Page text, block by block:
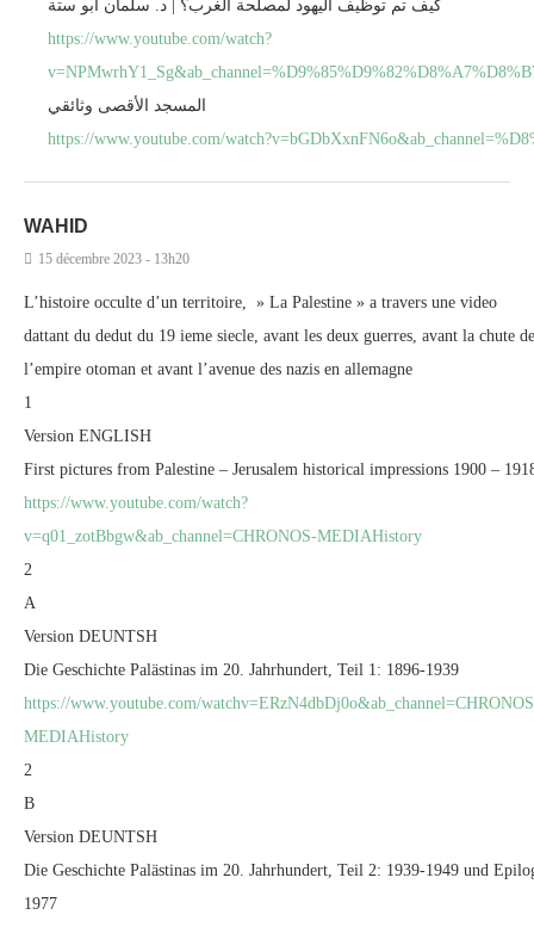
كيف تم توظيف اليهود لمصلحة الغرب؟ | د. سلمان أبو ستة
https://www.youtube.com/watch?
المسجد الأقصى وثائقي
https://www.youtube.com/
WAHID
15 décembre 2023 - 13h20
L’histoire occulte d’un territoire, » La Palestine » a travers une video
dattant du dedut du 19 ieme siecle, avant les deux guerres, avant la chute de
l’empire otoman et avant l’avenue des nazis en allemagne
1
Version ENGLISH
First pictures from Palestine – Jerusalem historical impressions 1900 –
https://www.youtube.com/watch?
v=q01_zotBbgw&ab_channel=CHRONOS-MEDIAHistory
2
A
Version DEUNTSH
Die Geschichte Palästinas im 20. Jahrhundert, Teil 1: 1896-1939
https://www.youtube.com/
MEDIAHistory
2
B
Version DEUNTSH
Die Geschichte Palästinas im 20. Jahrhundert, Teil 2: 1939-1949 und
1977